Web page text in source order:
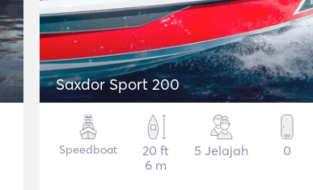
Saxdor Sport 200
Speedboat
20 ft
6 m
5 Jelajah 0